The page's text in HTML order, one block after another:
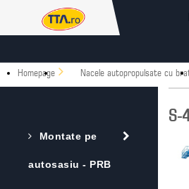
Homepage Nacele autopropulsate cu
Montate pe
autosasiu - PRB
S-